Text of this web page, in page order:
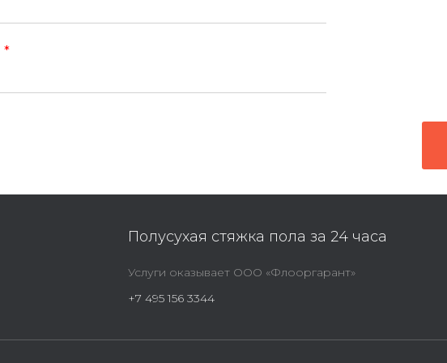
*
Полусухая стяжка пола за 24 часа
Услуги оказывает ООО «Флооргарант»
+7 495 156 3344